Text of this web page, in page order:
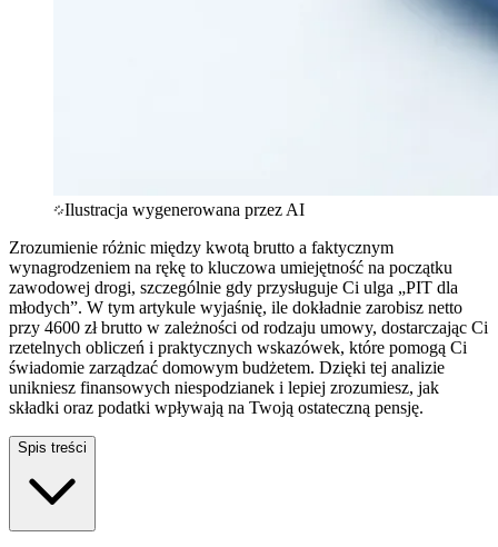
Ilustracja wygenerowana przez AI
Zrozumienie różnic między kwotą brutto a faktycznym
wynagrodzeniem na rękę to kluczowa umiejętność na początku
zawodowej drogi, szczególnie gdy przysługuje Ci ulga „PIT dla
młodych”. W tym artykule wyjaśnię, ile dokładnie zarobisz netto
przy 4600 zł brutto w zależności od rodzaju umowy, dostarczając Ci
rzetelnych obliczeń i praktycznych wskazówek, które pomogą Ci
świadomie zarządzać domowym budżetem. Dzięki tej analizie
unikniesz finansowych niespodzianek i lepiej zrozumiesz, jak
składki oraz podatki wpływają na Twoją ostateczną pensję.
Spis treści